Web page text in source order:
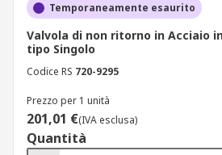
Temporaneamente esaurito
Valvola di non ritorno in Acciaio
tipo Singolo
Codice RS 720-9295
Prezzo per 1 unità
201,01 €(IVA esclusa)
Quantità